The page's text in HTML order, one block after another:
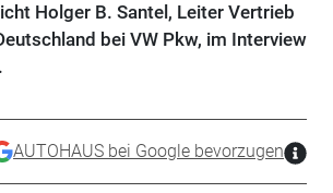
Holger B. Santel, Leiter Vertrieb
bei VW Pkw, im Interview
AUTOHAUS bei Google bevorzugen